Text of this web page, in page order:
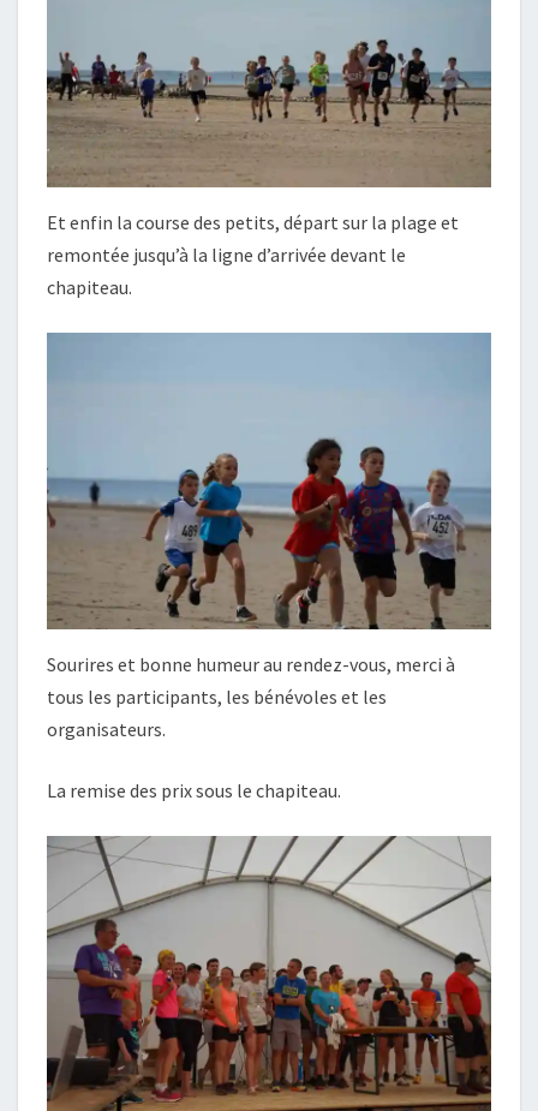
Et enfin la course des petits, départ sur la plage et
remontée jusqu’à la ligne d’arrivée devant le
chapiteau.
Sourires et bonne humeur au rendez-vous, merci à
tous les participants, les bénévoles et les
organisateurs.
La remise des prix sous le chapiteau.